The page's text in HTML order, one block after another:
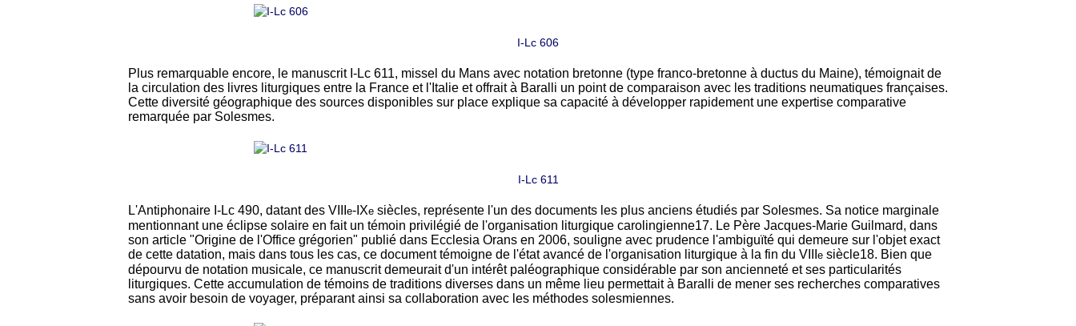
I-Lc 606
Plus remarquable encore, le manuscrit I-Lc 611, missel du Mans avec notation bretonne (type franco-bretonne à ductus du Maine), témoignait de
la circulation des livres liturgiques entre la France et l'Italie et offrait à Baralli un point de comparaison avec les traditions neumatiques françaises.
Cette diversité géographique des sources disponibles sur place explique sa capacité à développer rapidement une expertise comparative
remarquée par Solesmes.
I-Lc 611
L'Antiphonaire I-Lc 490, datant des VIII e-IXe siècles, représente l'un des documents les plus anciens étudiés par Solesmes. Sa notice marginale
mentionnant une éclipse solaire en fait un témoin privilégié de l'organisation liturgique carolingienne17. Le Père Jacques-Marie Guilmard, dans
son article "Origine de l'Office grégorien" publié dans Ecclesia Orans en 2006, souligne avec prudence l'ambiguïté qui demeure sur l'objet exact
de cette datation, mais dans tous les cas, ce document témoigne de l'état avancé de l'organisation liturgique à la fin du VIII e siècle18. Bien que
dépourvu de notation musicale, ce manuscrit demeurait d'un intérêt paléographique considérable par son ancienneté et ses particularités
liturgiques. Cette accumulation de témoins de traditions diverses dans un même lieu permettait à Baralli de mener ses recherches comparatives
sans avoir besoin de voyager, préparant ainsi sa collaboration avec les méthodes solesmiennes.